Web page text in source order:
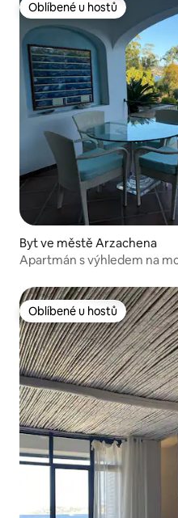
Oblíbené u hostů
Oblíbené u hostů
Byt ve městě Arzachena
Apartmán s výhledem na
Oblíbené u hostů
Oblíbené u hostů